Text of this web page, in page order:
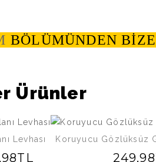
BÖLÜMÜNDEN
Ürünler
Levhası Koruyucu Gözlüksüz